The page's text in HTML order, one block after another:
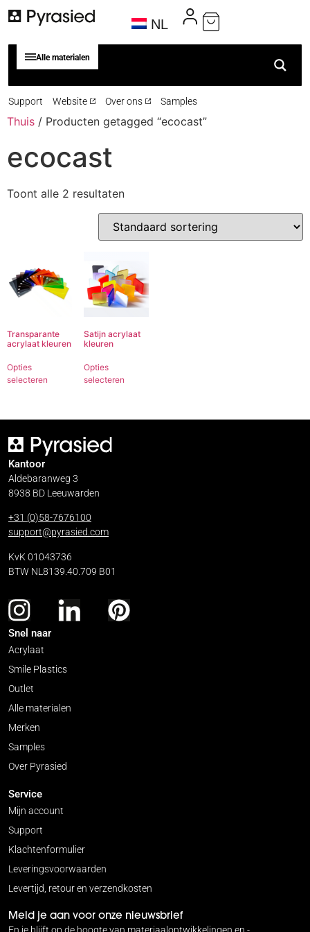
NL
Alle materialen
Support Website Over ons Samples
Thuis / Producten getagged “ecocast”
ecocast
Toont alle 2 resultaten
Transparante
acrylaat kleuren
Opties
selecteren
Satijn acrylaat
kleuren
Opties
selecteren
Kantoor
Aldebaranweg 3
8938 BD Leeuwarden
+31 (0)58-7676100
support@pyrasied.com
KvK 01043736
BTW NL8139.40.709 B01
Snel naar
Acrylaat
Smile Plastics
Outlet
Alle materialen
Merken
Samples
Over Pyrasied
Service
Mijn account
Support
Klachtenformulier
Leveringsvoorwaarden
Levertijd, retour en verzendkosten
Meld je aan voor onze nieuwsbrief